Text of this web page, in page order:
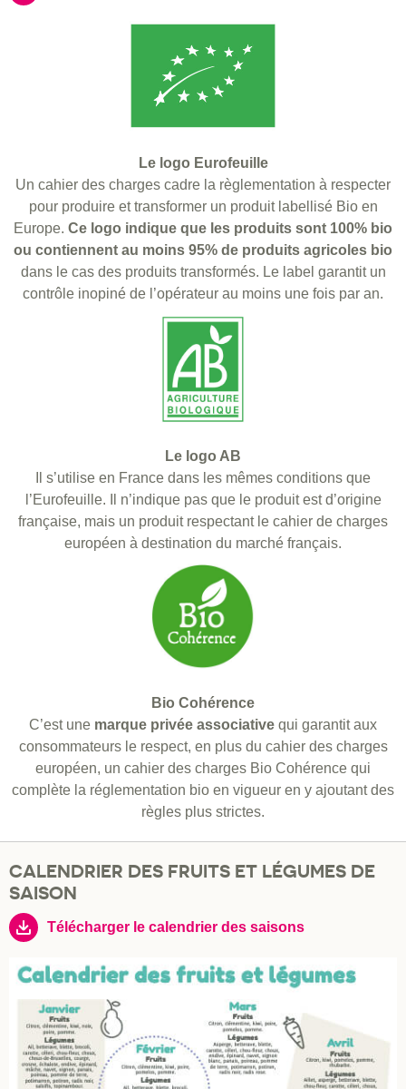
Le logo Eurofeuille
Un cahier des charges cadre la règlementation à respecter
pour produire et transformer un produit labellisé Bio en
Europe. Ce logo indique que les produits sont 100% bio
ou contiennent au moins 95% de produits agricoles bio
dans le cas des produits transformés. Le label garantit un
contrôle inopiné de l’opérateur au moins une fois par an.
Le logo AB
Il s’utilise en France dans les mêmes conditions que
l’Eurofeuille. Il n’indique pas que le produit est d’origine
française, mais un produit respectant le cahier de charges
européen à destination du marché français.
Bio Cohérence
C’est une marque privée associative qui garantit aux
consommateurs le respect, en plus du cahier des charges
européen, un cahier des charges Bio Cohérence qui
complète la réglementation bio en vigueur en y ajoutant des
règles plus strictes.
CALENDRIER DES FRUITS ET LÉGUMES DE
SAISON
Télécharger le calendrier des saisons